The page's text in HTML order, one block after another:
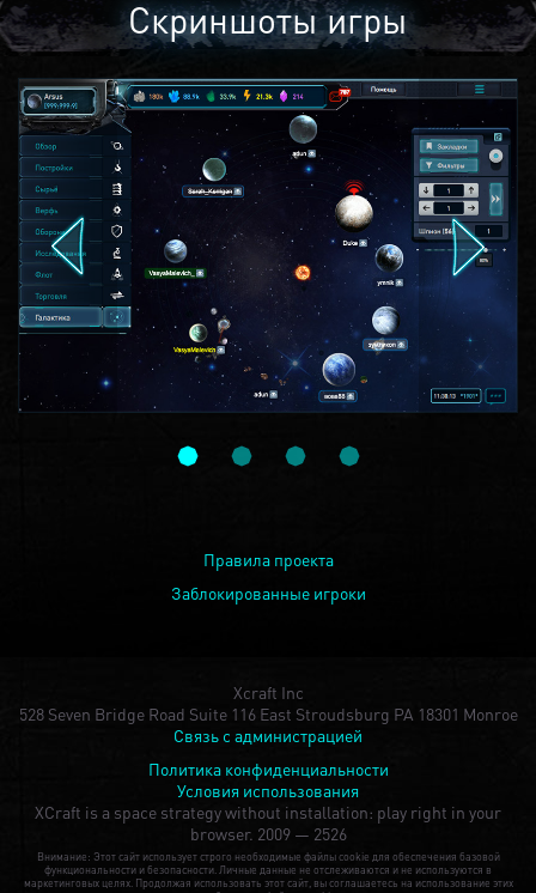
Скриншоты игры
Правила проекта
Заблокированные игроки
Xcraft Inc
528 Seven Bridge Road Suite 116 East Stroudsburg PA 18301 Monroe
Связь с администрацией
Политика конфиденциальности
Условия использования
XCraft is a space strategy without installation: play right in your
browser. 2009 — 2526
Внимание: Этот сайт использует строго необходимые файлы cookie для обеспечения базовой
функциональности и безопасности. Личные данные не отслеживаются и не используются в
маркетинговых целях. Продолжая использовать этот сайт, вы соглашаетесь на использование этих